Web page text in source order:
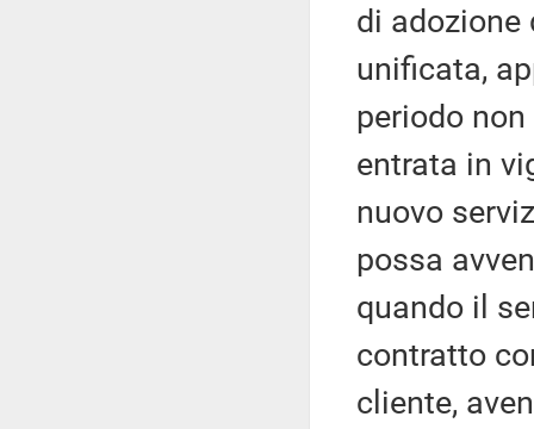
di adozione
unificata,
periodo
entrata in
nuovo
possa
quando il
contratto
cliente,